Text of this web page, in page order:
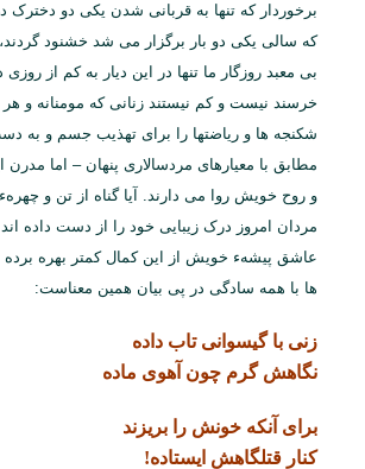
برخوردار که تنها به قربانی شدن یکی دو
که سالی یکی دو بار برگزار می شد خشنود گردند،
بی معبد روزگار ما تنها در این دیار به کم از
خرسند نیست و کم نیستند زنانی که مومنانه و
شکنجه ها و ریاضتها را برای تهذیب جسم و به
مطابق با معیارهای مردسالاری پنهان – اما مدرن
و روح خویش روا می دارند. آیا گناه از تن و
مردان امروز درک زیبایی خود را از دست داده
عاشق پیشهء خویش از این کمال کمتر بهره برده
ها با همه سادگی در پی بیان همین معناست:
زنی با گیسوانی تاب داده
نگاهش گرم چون آهوی ماده
برای آنکه خونش را بریزند
کنار قتلگاهش ایستاده!